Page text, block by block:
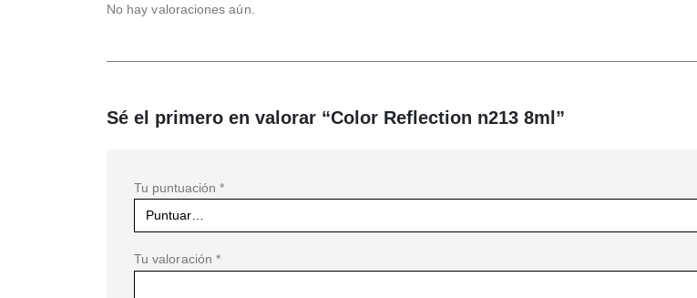
No hay valoraciones aún.
Sé el primero en valorar “Color Reflection n213 8ml”
Tu puntuación *
Tu valoración *